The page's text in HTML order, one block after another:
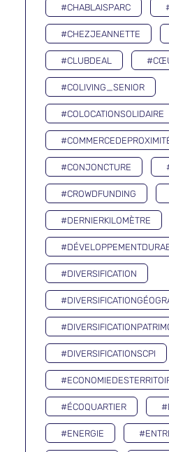
#CHABLAISPARC
#CHEZJEANNETTE
#CLUBDEAL
#COLIVING_SENIOR
#COLOCATIONSOLIDAIRE
#CONJONCTURE
#CROWDFUNDING
#DERNIERKILOMÈTRE
#DIVERSIFICATION
#DIVERSIFICATIONSCPI
#ÉCOQUARTIER
#ENERGIE